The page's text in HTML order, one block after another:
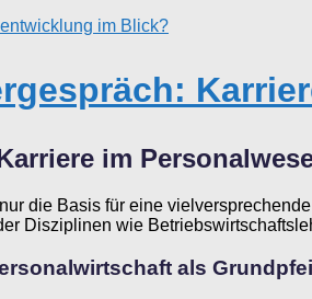
im
die Basis für eine
Disziplinen wie
als